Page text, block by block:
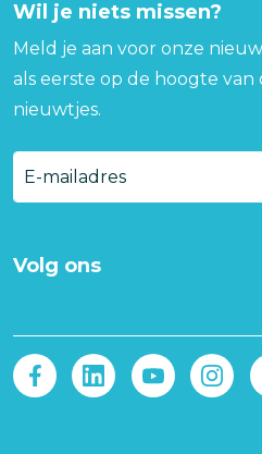
Wil je niets missen?
Meld je aan voor onze
als eerste op de hoogte van
nieuwtjes.
E-
mailadres
Volg ons